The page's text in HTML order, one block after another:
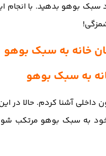
بوهو بدهید. با انجام
داخلی آشنا کردم. حالا در
سبک بوهو مرتکب شوید.